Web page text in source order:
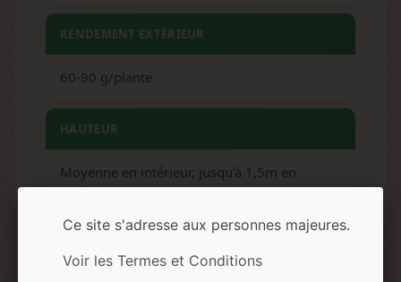
RENDEMENT EXTÉRIEUR
60-90 g/plante
HAUTEUR
Moyenne en intérieur, jusqu'à 1,5m en
extérieur
Ce site s'adresse aux personnes majeures.
Voir les Termes et Conditions